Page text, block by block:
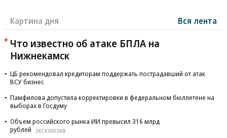
Картина дня Вся лента
Что известно об атаке БПЛА на
Нижнекамск
ЦБ рекомендовал кредиторам поддержать пострадавший от атак
ВСУ бизнес
Памфилова допустила корректировки в федеральном бюллетене на
выборах в Госдуму
Объем российского рынка ИИ превысил 316 млрд
рублей
ЭКСКЛЮЗИВ